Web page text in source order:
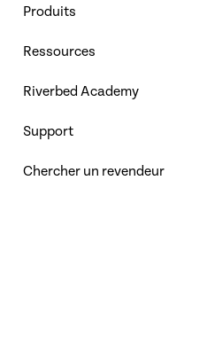
Produits
Ressources
Riverbed Academy
Support
Chercher un revendeur